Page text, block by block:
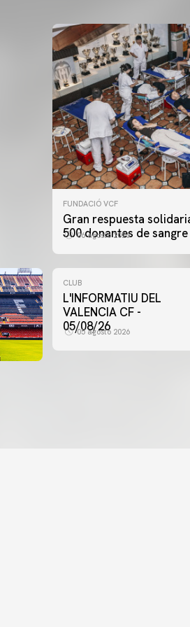
FUNDACIÓ VCF
Gran respuesta
500 donantes de sangre
06 agosto 2026
CLUB
L'INFORMATIU DEL
VALENCIA CF -
05/08/26
05 agosto 2026